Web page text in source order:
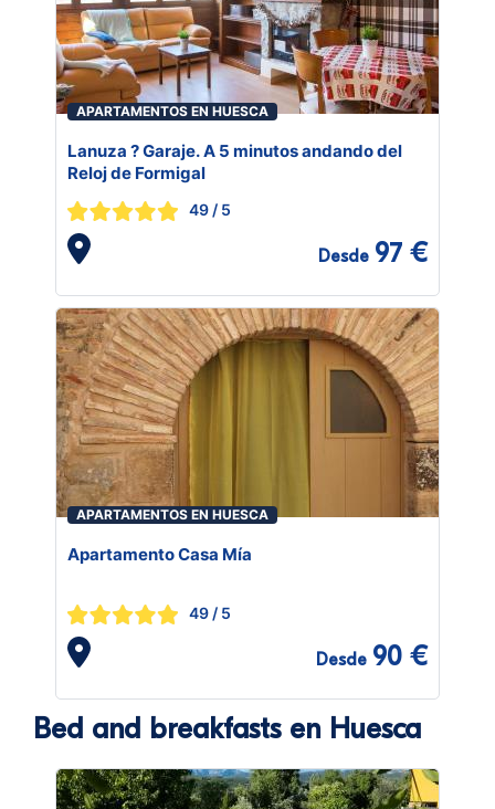
APARTAMENTOS EN HUESCA
Lanuza ? Garaje. A 5 minutos andando del
Reloj de Formigal
49 / 5
Desde 97 €
APARTAMENTOS EN HUESCA
Apartamento Casa Mía
49 / 5
Desde 90 €
Bed and breakfasts en Huesca